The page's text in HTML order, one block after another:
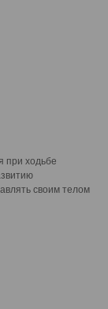
при ходьбе
своим телом